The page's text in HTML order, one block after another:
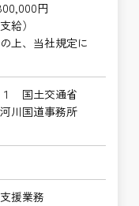
円
給）
上、当社規定に
１ 国土交通省
川国道事務所
援業務